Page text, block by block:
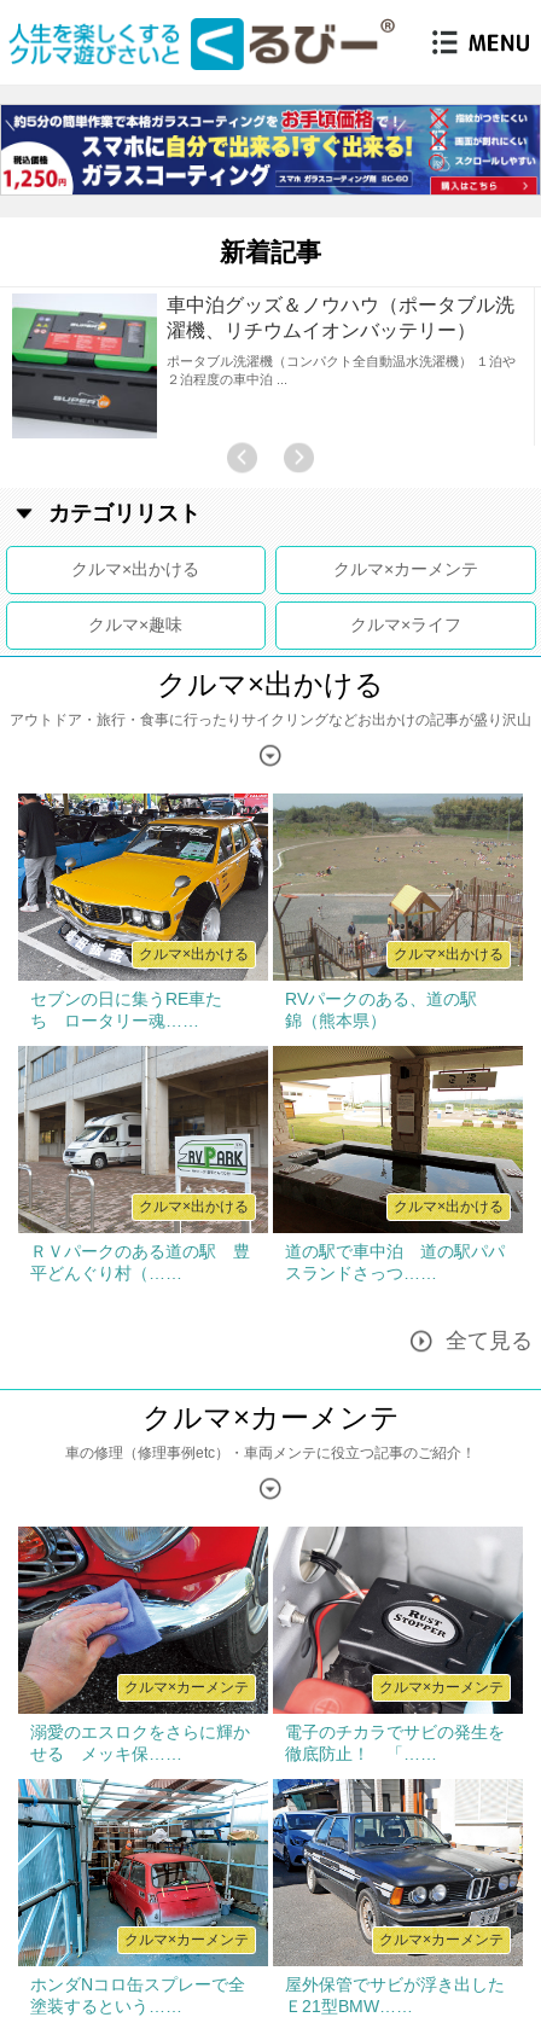
新着記事
車中泊グッズ＆ノウハウ（ポータブル洗
濯機、リチウムイオンバッテリー）
ポータブル洗濯機（コンパクト全自動温水洗濯機） １泊や
２泊程度の車中泊
カテゴリリスト
出かける カーメンテ
趣味 ライフ
クルマ×出かける
アウトドア・旅行・食事に行ったりサイクリングなどお出かけの記事が盛り沢山
クルマ×出かける
セブンの日に集うRE車た
ち ロータリー魂……
クルマ×出かける
RVパークのある、道の駅
錦（熊本県）
クルマ×出かける
ＲＶパークのある道の駅 豊
平どんぐり村（……
クルマ×出かける
道の駅で車中泊 道の駅パパ
スランドさっつ……
全て見る
クルマ×カーメンテ
車の修理（修理事例etc）・車両メンテに役立つ記事のご紹介！
クルマ×カーメンテ
溺愛のエスロクをさらに輝か
せる メッキ保……
クルマ×カーメンテ
電子のチカラでサビの発生を
徹底防止！ 「……
クルマ×カーメンテ
ホンダNコロ缶スプレーで全
塗装するという……
クルマ×カーメンテ
屋外保管でサビが浮き出した
Ｅ21型BMW……